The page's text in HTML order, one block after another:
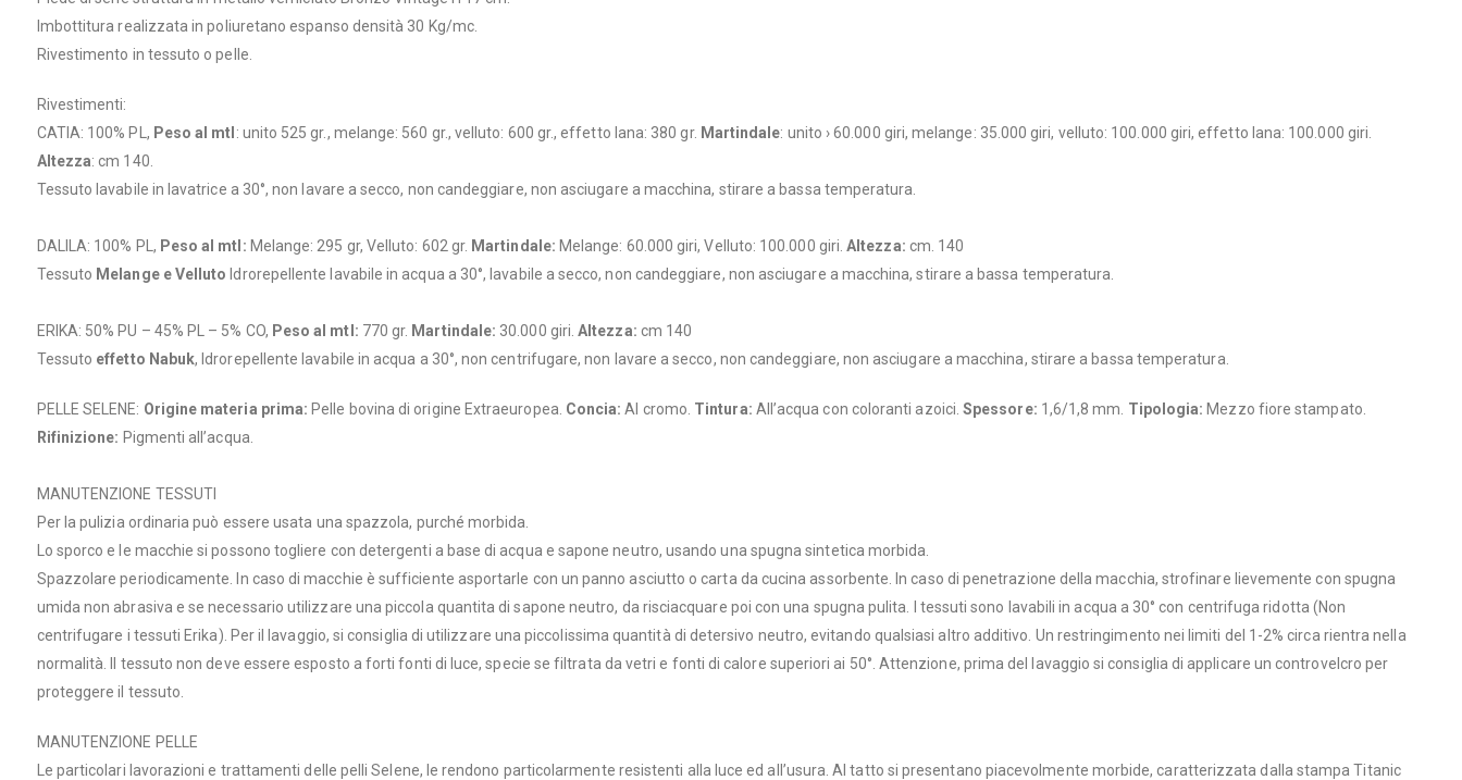
Imbottitura realizzata in poliuretano espanso densità 30 Kg/mc.
Rivestimento in tessuto o pelle.
Rivestimenti:
CATIA: 100% PL, Peso al mtl: unito 525 gr., melange: 560 gr., velluto: 600 gr., effetto lana: 380 gr. Martindale: unito › 60.000 giri, melange: 35.000 giri, velluto: 100.000 giri, effetto lana: 100.000 giri.
Altezza: cm 140.
Tessuto lavabile in lavatrice a 30°, non lavare a secco, non candeggiare, non asciugare a macchina, stirare a bassa temperatura.
DALILA: 100% PL, Peso al mtl: Melange: 295 gr, Velluto: 602 gr. Martindale: Melange: 60.000 giri, Velluto: 100.000 giri.Altezza: cm. 140
Tessuto Melange e Velluto Idrorepellente lavabile in acqua a 30°, lavabile a secco, non candeggiare, non asciugare a macchina, stirare a bassa temperatura.
ERIKA: 50% PU – 45% PL – 5% CO, Peso al mtl: 770 gr. Martindale: 30.000 giri.Altezza: cm 140
Tessuto effetto Nabuk, Idrorepellente lavabile in acqua a 30°, non centrifugare, non lavare a secco, non candeggiare, non asciugare a macchina, stirare a bassa temperatura.
PELLE SELENE: Origine materia prima: Pelle bovina di origine Extraeuropea. Concia: Al cromo. Tintura: All’acqua con coloranti azoici.Spessore: 1,6/1,8 mm. Tipologia: Mezzo fiore stampato.
Rifinizione: Pigmenti all’acqua.
MANUTENZIONE TESSUTI
Per la pulizia ordinaria può essere usata una spazzola, purché morbida.
Lo sporco e le macchie si possono togliere con detergenti a base di acqua e sapone neutro, usando una spugna sintetica morbida.
Spazzolare periodicamente. In caso di macchie è sufficiente asportarle con un panno asciutto o carta da cucina assorbente. In caso di penetrazione della macchia, strofinare lievemente con spugna
umida non abrasiva e se necessario utilizzare una piccola quantita di sapone neutro, da risciacquare poi con una spugna pulita. I tessuti sono lavabili in acqua a 30° con centrifuga ridotta (Non
centrifugare i tessuti Erika). Per il lavaggio, si consiglia di utilizzare una piccolissima quantità di detersivo neutro, evitando qualsiasi altro additivo. Un restringimento nei limiti del 1-2% circa rientra nella
normalità. Il tessuto non deve essere esposto a forti fonti di luce, specie se filtrata da vetri e fonti di calore superiori ai 50°. Attenzione, prima del lavaggio si consiglia di applicare un controvelcro per
proteggere il tessuto.
MANUTENZIONE PELLE
Le particolari lavorazioni e trattamenti delle pelli Selene, le rendono particolarmente resistenti alla luce ed all’usura. Al tatto si presentano piacevolmente morbide, caratterizzata dalla stampa Titanic